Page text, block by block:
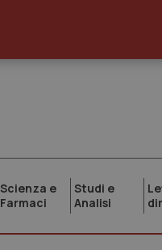
Scienza e
Farmaci
Studi e
Analisi